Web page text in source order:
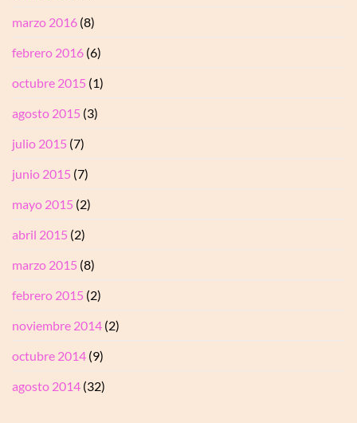
marzo 2016 (8)
febrero 2016 (6)
octubre 2015 (1)
agosto 2015 (3)
julio 2015 (7)
junio 2015 (7)
mayo 2015 (2)
abril 2015 (2)
marzo 2015 (8)
febrero 2015 (2)
noviembre 2014 (2)
octubre 2014 (9)
agosto 2014 (32)